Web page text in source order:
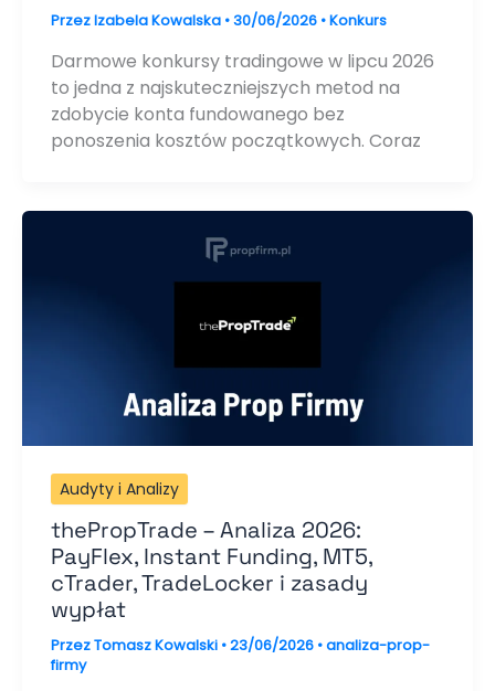
PrzezIzabela Kowalska •30/06/2026 •Konkurs
Darmowe konkursy tradingowe w lipcu 2026
to jedna z najskuteczniejszych metod na
zdobycie konta fundowanego bez
ponoszenia kosztów początkowych. Coraz
Audyty i Analizy
thePropTrade – Analiza 2026:
PayFlex, Instant Funding, MT5,
cTrader, TradeLocker i zasady
wypłat
PrzezTomasz Kowalski •23/06/2026 •analiza-prop-
firmy